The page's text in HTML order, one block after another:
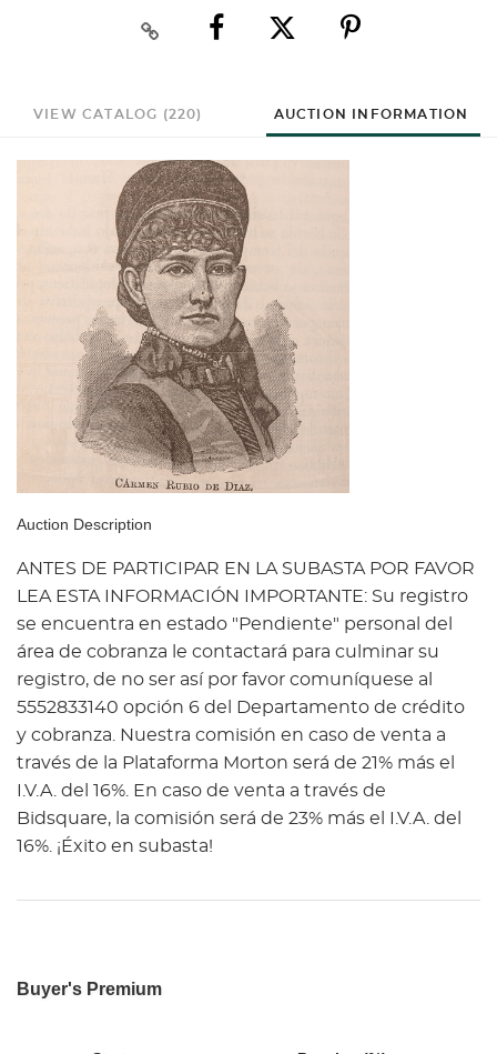
VIEW CATALOG (220) AUCTION INFORMATION
Auction Description
ANTES DE PARTICIPAR EN LA SUBASTA POR FAVOR
LEA ESTA INFORMACIÓN IMPORTANTE: Su registro
se encuentra en estado "Pendiente" personal del
área de cobranza le contactará para culminar su
registro, de no ser así por favor comuníquese al
5552833140 opción 6 del Departamento de crédito
y cobranza. Nuestra comisión en caso de venta a
través de la Plataforma Morton será de 21% más el
I.V.A. del 16%. En caso de venta a través de
Bidsquare, la comisión será de 23% más el I.V.A. del
16%. ¡Éxito en subasta!
Buyer's Premium